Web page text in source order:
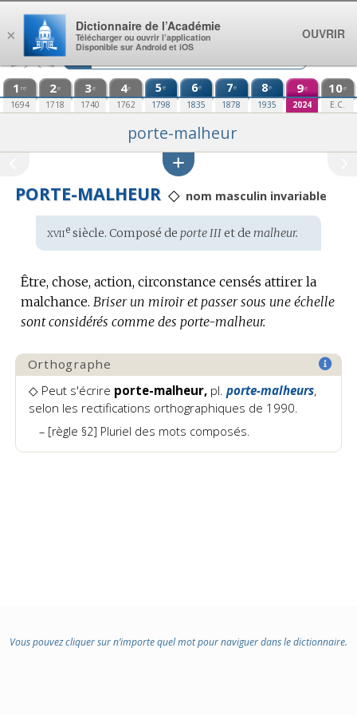
Aller au contenu
1 re
1694
2e
1718
3e
1740
4e
1762
5e
1798
6e
1835
7e
1878
8e
1935
9e
2024
10e
E.C.
porte-malheur
PORTE-MALHEUR ◇ nom masculin invariable
Étymologie
:
xviiesiècle. Composé de porte IIIet de malheur.
Être, chose, action, circonstance censés attirer la
malchance. Briser un miroir et passer sous une échelle
sont considérés comme des porte-malheur.
Orthographe
◇ Peut s'écrire porte-malheur, pl. porte-malheurs,
selon les rectifications orthographiques de 1990.
[règle §2] Pluriel des mots composés.
Vous pouvez cliquer sur n’importe quel mot pour naviguer dans le dictionnaire.
×
Dictionnaire de l’Académie
Télécharger ou ouvrir l’application
Disponible sur Android et iOS
OUVRIR